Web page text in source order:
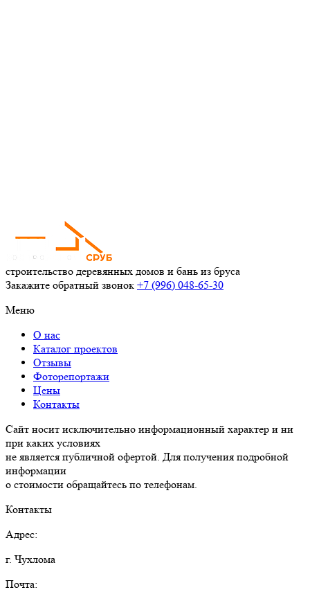
строительство деревянных домов и бань из бруса
Закажите обратный звонок +7 (996) 048-65-30
Меню
О нас
Каталог проектов
Отзывы
Фоторепортажи
Цены
Контакты
Сайт носит исключительно информационный характер и ни
при каких условиях
не является публичной офертой. Для получения подробной
информации
о стоимости обращайтесь по телефонам.
Контакты
Адрес:
г. Чухлома
Почта: